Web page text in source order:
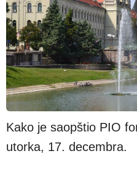
Kako je saopštio PIO
utorka, 17. decembra.